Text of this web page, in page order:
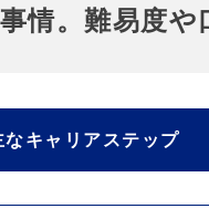
情。難易度
キャリアステップ